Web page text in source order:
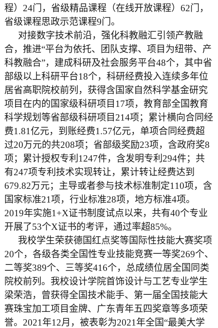
程）24门，省级精品课程（在线开放课程）62门，
省级课程思政示范课程9门。
对接数字技术前沿，强化科教融汇引领产教融
合，推进“平台为依托、团队支撑、项目为纽带、产
科教融合”，建成科研及社会服务平台48个，其中省
部级以上科研平台18个，科研经费投入连续多年位
居省高职院校前列，获得含国家自然科学基金研究
项目在内的国家级科研项目17项，教育部全国教育
科学规划等省部级科研项目214项；累计横向合同经
费1.81亿元，到账经费1.57亿元，单项合同经费超
过20万元的共208项；省部级奖励23项，含政府奖8
项；累计授权专利1247件，含发明专利294件；共
有247项专利技术实现转让，累计转让经费达到
679.82万元；主导或者参与技术标准制定110项，含
国家标准21项，行业标准28项，地方标准4项。
2019年实施1+X证书制度试点以来，共有40个专业
开展了53个X证书的考评，通过率超85%。
我校学生荣获德国红点奖等国际性技能大赛奖项
20个，各级各类全国性专业技能竞赛一等奖269个、
二等奖389个、三等奖416个，总成绩位居全国同类
院校前列。我校设计学院首饰设计与工艺专业学生
梁荣浩，曾获得全国技术能手、第一届全国技能大
赛珠宝加工项目金牌、广东青年五四奖章等多项荣
誉。2021年12月，被表彰为2021年全国“最美大学